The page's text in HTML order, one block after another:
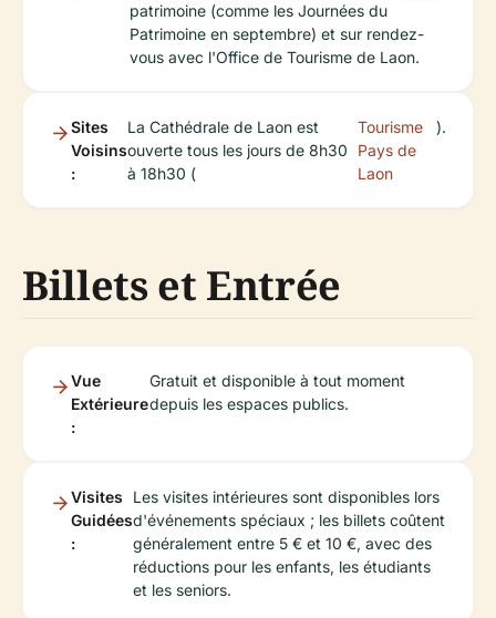
patrimoine (comme les Journées du
Patrimoine en septembre) et sur rendez-
vous avec l'Office de Tourisme de Laon.
Sites
Voisins
:
La Cathédrale de Laon est
ouverte tous les jours de 8h30
à 18h30 (
Tourisme
Pays de
Laon
).
Billets et Entrée
Vue
Extérieure
:
Gratuit et disponible à tout moment
depuis les espaces publics.
Visites
Guidées
:
Les visites intérieures sont disponibles lors
d'événements spéciaux ; les billets coûtent
généralement entre 5 € et 10 €, avec des
réductions pour les enfants, les étudiants
et les seniors.